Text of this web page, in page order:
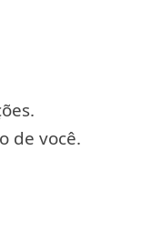
de você.